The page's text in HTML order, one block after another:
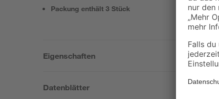
Packung enthält 3 Stück
Eigenschaften
Datenblätter